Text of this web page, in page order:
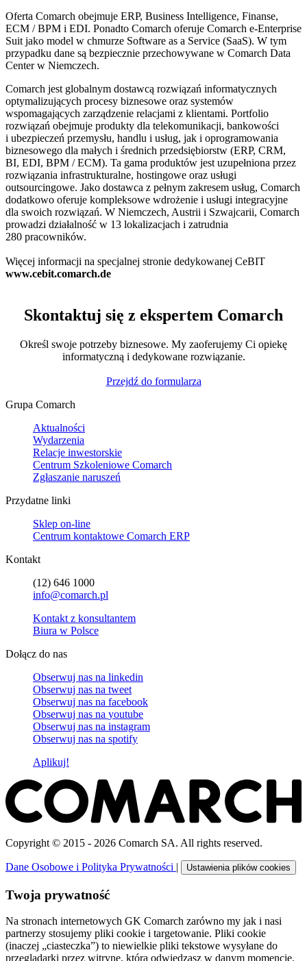
Oferta Comarch obejmuje ERP, Business Intelligence, Finanse,
ECM / BPM i EDI. Ponadto Comarch oferuje Comarch e-Enterprise
Suit jako model w chmurze Software as a Service (SaaS). W tym
przypadku dane są bezpiecznie przechowywane w Comarch Data
Center w Niemczech.
Comarch jest globalnym dostawcą rozwiązań informatycznych
optymalizujących procesy biznesowe oraz systemów
wspomagających zarządzenie relacjami z klientami. Portfolio
rozwiązań obejmuje produkty dla telekomunikacji, bankowości
i ubezpieczeń przemysłu, handlu i usług, jak i oprogramowania
biznesowego dla małych i średnich przedsiębiorstw (ERP, CRM,
BI, EDI, BPM / ECM). Ta gama produktów jest uzupełniona przez
rozwiązania infrastrukturalne, hostingowe oraz usługi
outsourcingowe. Jako dostawca z pełnym zakresem usług, Comarch
dodatkowo oferuje kompleksowe wdrożenie i usługi integracyjne
dla swoich rozwiązań. W Niemczech, Austrii i Szwajcarii, Comarch
prowadzi działalność w 13 lokalizacjach i zatrudnia
280 pracowników.
Więcej informacji na specjalnej stronie dedykowanej CeBIT
www.cebit.comarch.de
Skontaktuj się z ekspertem Comarch
Określ swoje potrzeby biznesowe. My zaoferujemy Ci opiekę
informatyczną i dedykowane rozwiązanie.
Przejdź do formularza
Grupa Comarch
Aktualności
Wydarzenia
Relacje inwestorskie
Centrum Szkoleniowe Comarch
Zgłaszanie naruszeń
Przydatne linki
Sklep on-line
Centrum kontaktowe Comarch ERP
Kontakt
(12) 646 1000
info@comarch.pl
Kontakt z konsultantem
Biura w Polsce
Dołącz do nas
Obserwuj nas na linkedin
Obserwuj nas na tweet
Obserwuj nas na facebook
Obserwuj nas na youtube
Obserwuj nas na instagram
Obserwuj nas na spotify
Aplikuj!
Copyright © 2015 - 2026 Comarch SA. All rights reserved.
Dane Osobowe i Polityka Prywatności | Ustawienia plików cookies
Twoja prywatność
Na stronach internetowych GK Comarch zarówno my jak i nasi
partnerzy stosujemy pliki cookie i targetowanie. Pliki cookie
(inaczej „ciasteczka”) to niewielkie pliki tekstowe wysyłane do
przeglądarki przez witrynę, którą odwiedzasz w danym momencie.